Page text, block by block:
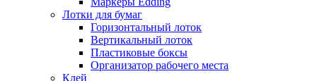
Лотки для бумаг
Горизонтальный лоток
Вертикальный лоток
Пластиковые боксы
Организатор рабочего места
Клей